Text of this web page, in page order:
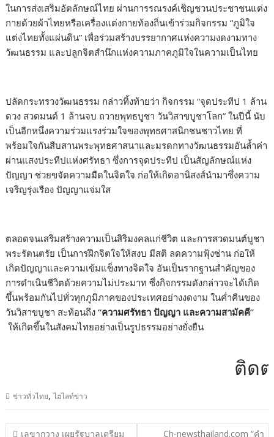
ในการส่งเสริมอัตลักษณ์ไทย ผ่านการรณรงค์เชิญชวนประชาชนแต่ง
กายด้วยผ้าไทยหรือเครื่องแต่งกายท้องถิ่นเข้าร่วมกิจกรรม “ภูมิใจ
แต่งไทยทั้งแผ่นดิน” เพื่อร่วมสร้างบรรยากาศแห่งความงดงามทาง
วัฒนธรรม และปลูกจิตสำนึกแห่งความภาคภูมิใจในความเป็นไทย
ปลัดกระทรวงวัฒนธรรม กล่าวทิ้งท้ายว่า กิจกรรม “จุดประทีป 1 ล้าน
ดวง สวดมนต์ 1 ล้านจบ ถวายพุทธบูชา วันวิสาขบูชาโลก” ในปีนี้ นับ
เป็นอีกหนึ่งความร่วมแรงร่วมใจของพุทธศาสนิกชนชาวไทย ที่
พร้อมใจกันสืบสานพระพุทธศาสนาและมรดกทางวัฒนธรรมอันล้ำค่า
ผ่านแสงประทีปแห่งศรัทธา ซึ่งการจุดประทีป เป็นสัญลักษณ์แห่ง
ปัญญา ช่วยขจัดความมืดในจิตใจ ก่อให้เกิดอานิสงส์นำมาซึ่งความ
เจริญรุ่งเรือง ปัญญาแจ่มใส
ตลอดจนเสริมสร้างความเป็นสิริมงคลแก่ชีวิต และการสวดมนต์บูชา
พระรัตนตรัย เป็นการฝึกจิตใจให้สงบ มีสติ ลดความฟุ้งซ่าน ก่อให้
เกิดปัญญาและความเข้มแข็งทางจิตใจ อันเป็นรากฐานสำคัญของ
การดำเนินชีวิตด้วยความไม่ประมาท ซึ่งกิจกรรมดังกล่าวจะได้เกิด
ขึ้นพร้อมกันไปทั่วทุกภูมิภาคของประเทศอย่างงดงาม ในค่ำคืนของ
วันวิสาขบูชา สะท้อนถึง“ความศรัทธา ปัญญา และความสามัคคี”
ให้เกิดขึ้นในสังคมไทยอย่างเป็นรูปธรรมอย่างยั่งยืน
ติดต่อโ
ข่าวทั่วไทย,ไฮไลท์ข่าว
แนะแนว
เลขากวาง เผยรัฐบาลเตรียม Ch-newsthailand.com “คำ